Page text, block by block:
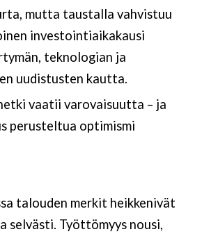
mutta taustalla vahvistuu
investointiaikakausi
teknologian ja
uudistusten kautta.
vaatii varovaisuutta – ja
perusteltua optimismi
talouden merkit heikkenivät
selvästi. Työttömyys nousi,